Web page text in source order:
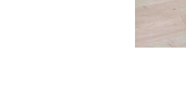
Lenjerii De Pat Bumbac Satinat 2
Lenjerii De Pat Volanase